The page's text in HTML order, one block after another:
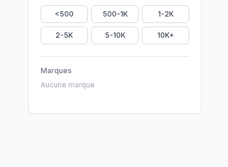
<500 500-1K 1-2K
2-5K 5-10K 10K+
Marques
Aucune marque